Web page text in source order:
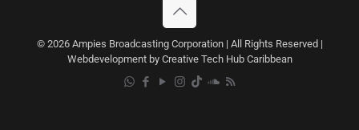
© 2026 Ampies Broadcasting Corporation | All Rights Reserved |
Webdevelopment by Creative Tech Hub Caribbean